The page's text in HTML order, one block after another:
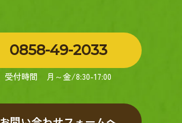
0858-49-2033